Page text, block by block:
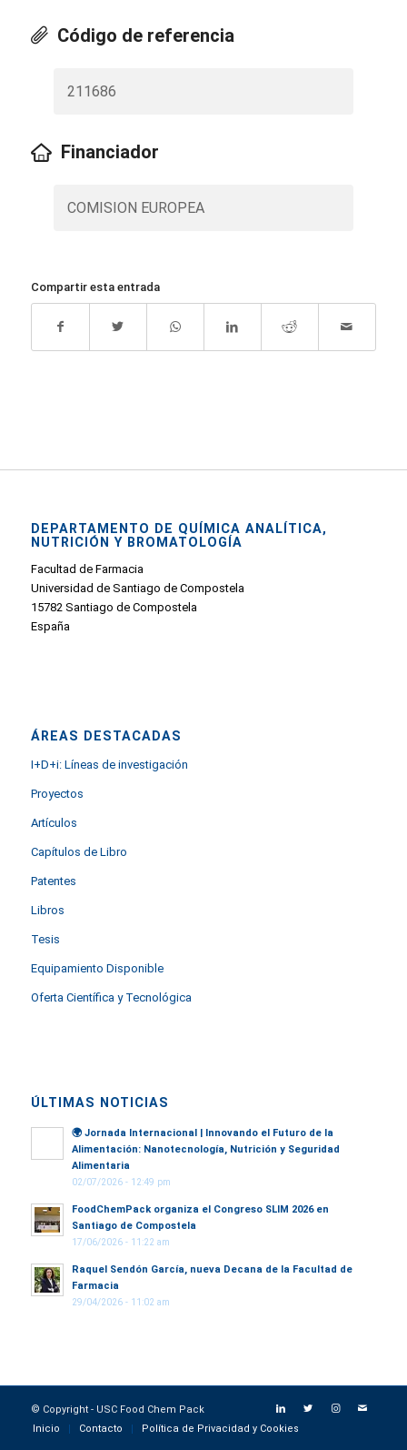
Código de referencia
211686
Financiador
COMISION EUROPEA
Compartir esta entrada
DEPARTAMENTO DE QUÍMICA ANALÍTICA,
NUTRICIÓN Y BROMATOLOGÍA
Facultad de Farmacia
Universidad de Santiago de Compostela
15782 Santiago de Compostela
España
ÁREAS DESTACADAS
I+D+i: Líneas de investigación
Proyectos
Artículos
Capítulos de Libro
Patentes
Libros
Tesis
Equipamiento Disponible
Oferta Científica y Tecnológica
ÚLTIMAS NOTICIAS
🌍 Jornada Internacional | Innovando el Futuro de la
Alimentación: Nanotecnología, Nutrición y Seguridad
Alimentaria
02/07/2026 - 12:49 pm
FoodChemPack organiza el Congreso SLIM 2026 en
Santiago de Compostela
17/06/2026 - 11:22 am
Raquel Sendón García, nueva Decana de la Facultad de
Farmacia
29/04/2026 - 11:02 am
© Copyright - USC Food Chem Pack
Inicio
Contacto Política de Privacidad y Cookies